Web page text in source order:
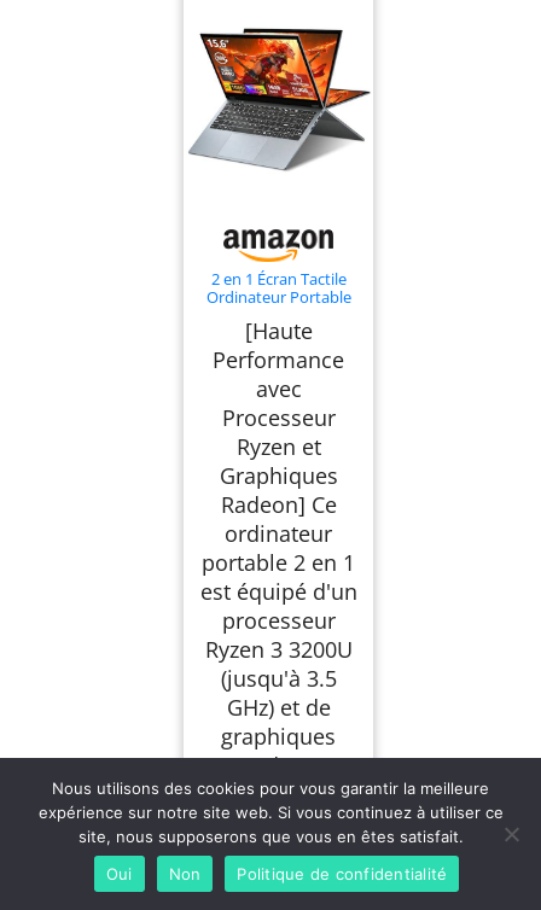
2 en 1 Écran Tactile
Ordinateur Portable
(jusqu'à 3,5 GHz) 15,6
Pouces Win11 Jeu
Laptop 16Go RAM
512Go SSD 360°
Portable TypeC RJ45
Clavier Rétroéclairé
WIFI 5 HDMI
[Haute
Performance
avec
Processeur
Ryzen et
Graphiques
Radeon] Ce
ordinateur
portable 2 en 1
est équipé d'un
processeur
Ryzen 3 3200U
(jusqu'à 3.5
GHz) et de
graphiques
Radeon
intégrés. Avec
Win 11 Pro, il
gère
efficacement le
Nous utilisons des cookies pour vous garantir la meilleure
expérience sur notre site web. Si vous continuez à utiliser ce
site, nous supposerons que vous en êtes satisfait.
Oui
Non Politique de confidentialité